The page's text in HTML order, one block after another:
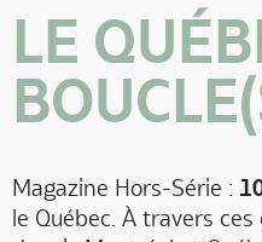
LE
Magazine Hors-Série :
le Québec. À travers